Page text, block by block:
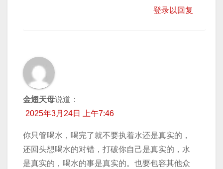
登录以回复
金翅天母说道：
2025年3月24日 上午7:46
你只管喝水，喝完了就不要执着水还是真实的，
还回头想喝水的对错，打破你自己是真实的，水
是真实的，喝水的事是真实的。也要包容其他众